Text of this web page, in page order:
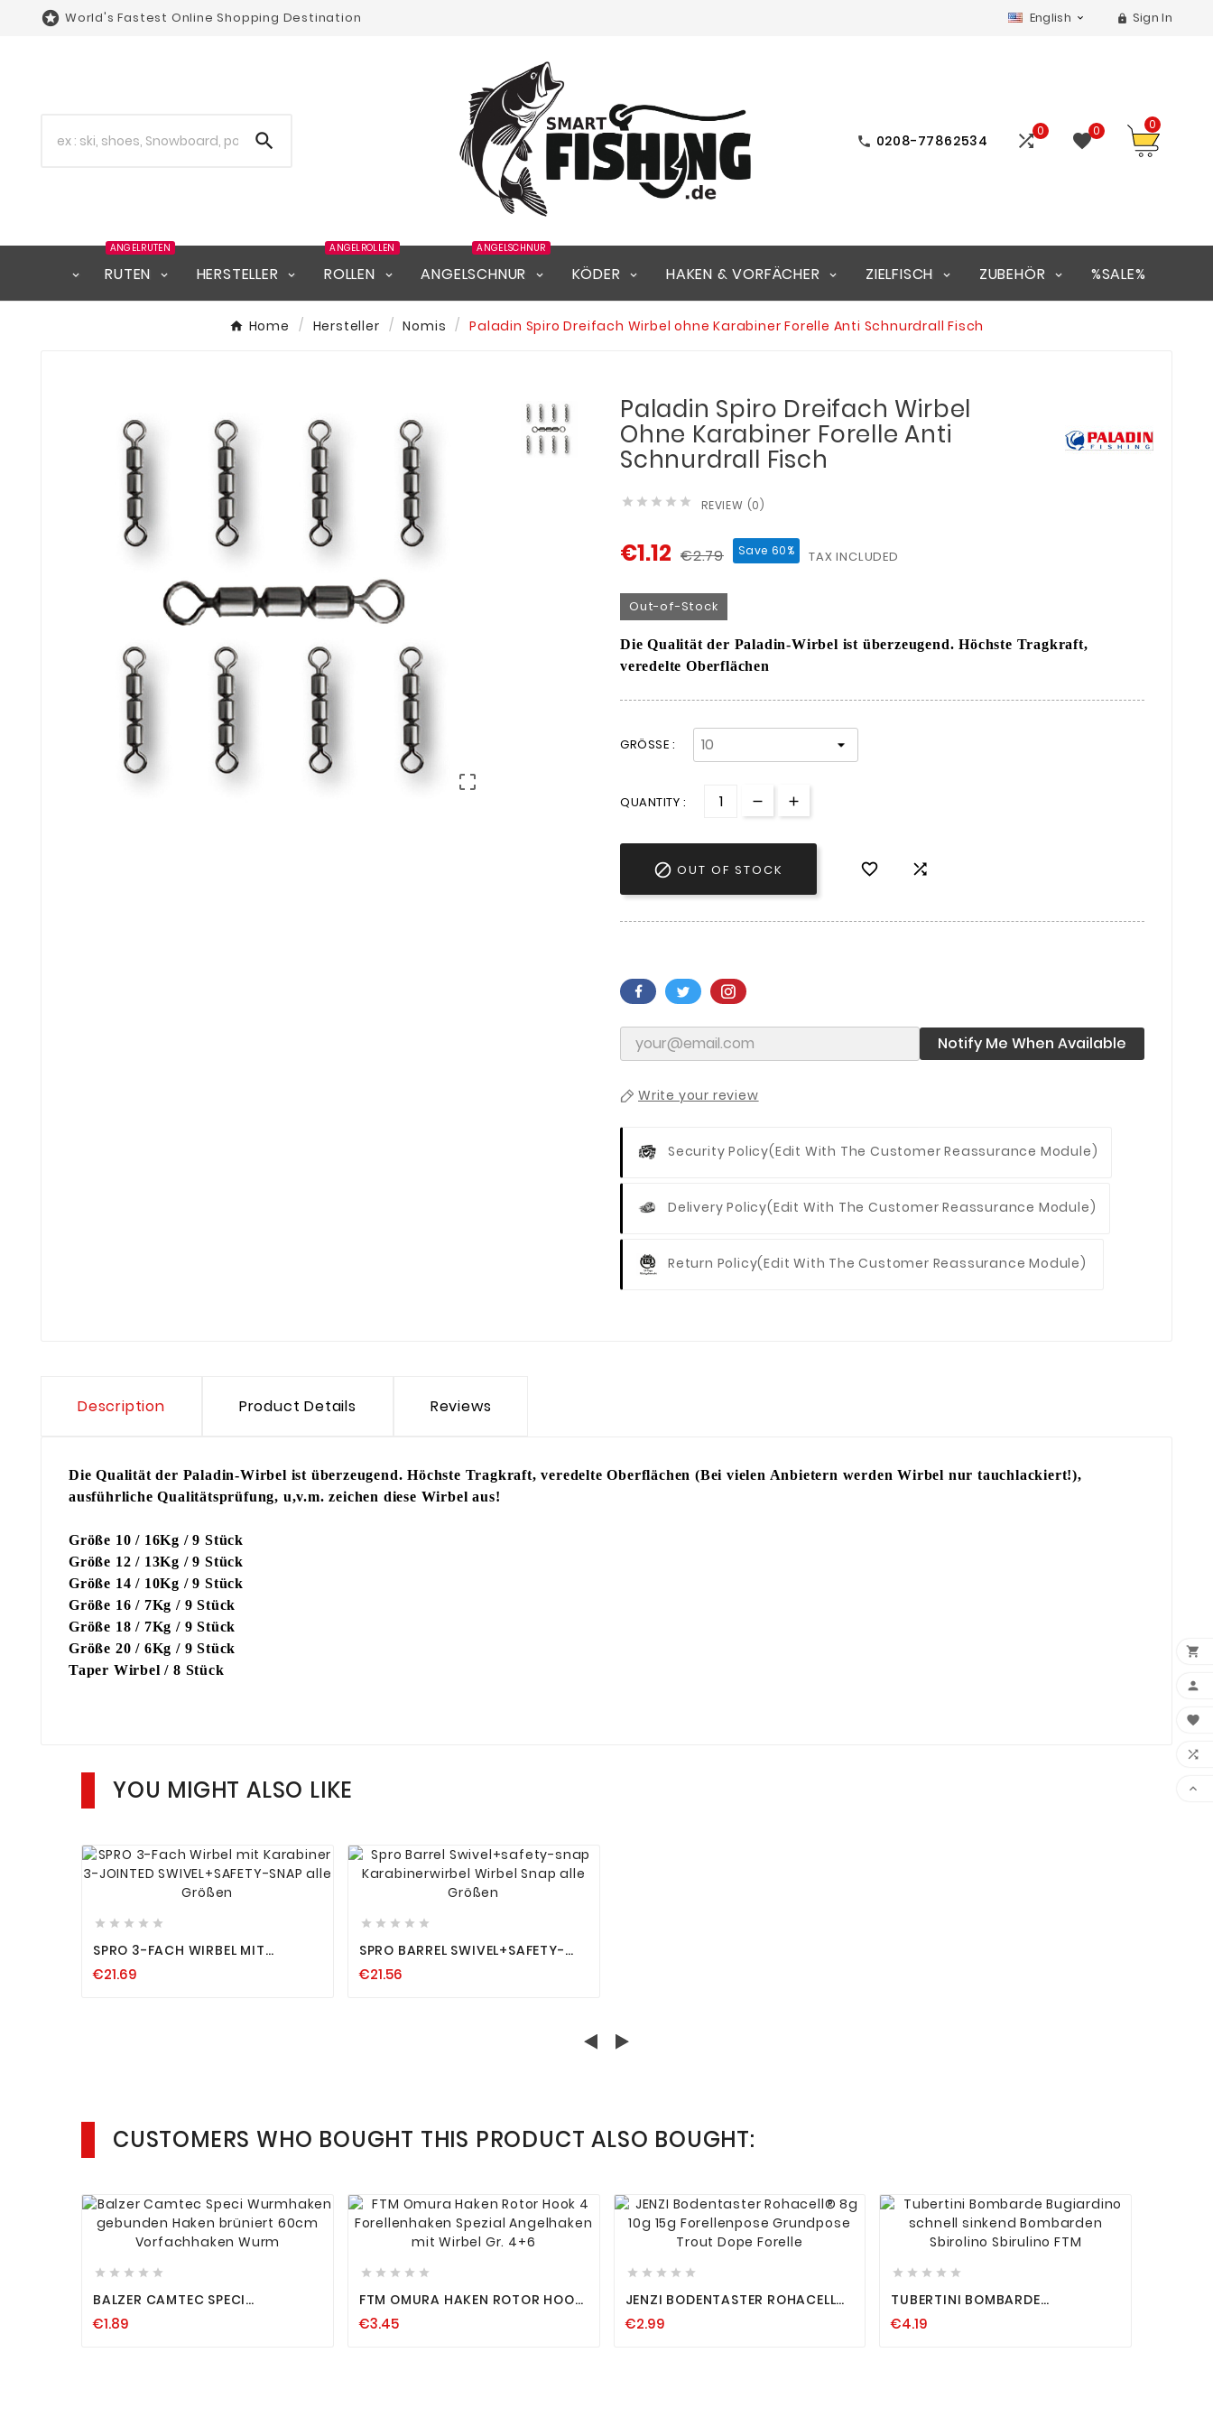
 World's Fastest Online Shopping Destination English   Sign In
  0208-77862534 0 0 0
RUTEN
ANGELRUTEN
HERSTELLER ROLLEN
ANGELROLLEN
ANGELSCHNUR
ANGELSCHNUR
KÖDER HAKEN & VORFÄCHER ZIELFISCH ZUBEHÖR %SALE%
Home Hersteller Nomis Paladin Spiro Dreifach Wirbel ohne Karabiner Forelle Anti Schnurdrall Fisch

Paladin Spiro Dreifach Wirbel
Ohne Karabiner Forelle Anti
Schnurdrall Fisch
     REVIEW (0)
€1.12 €2.79 Save 60% TAX INCLUDED
Out-of-Stock
Die Qualität der Paladin-Wirbel ist überzeugend. Höchste Tragkraft,
veredelte Oberflächen
GRÖSSE :
QUANTITY :
 OUT OF STOCK  
Notify Me When Available
Write your review
Security Policy(edit With The Customer Reassurance Module)
Delivery Policy(edit With The Customer Reassurance Module)
Return Policy(edit With The Customer Reassurance Module)
Description Product Details Reviews
Die Qualität der Paladin-Wirbel ist überzeugend. Höchste Tragkraft, veredelte Oberflächen (Bei vielen Anbietern werden Wirbel nur tauchlackiert!),
ausführliche Qualitätsprüfung, u,v.m. zeichen diese Wirbel aus!
Größe 10 / 16Kg / 9 Stück
Größe 12 / 13Kg / 9 Stück
Größe 14 / 10Kg / 9 Stück
Größe 16 / 7Kg / 9 Stück
Größe 18 / 7Kg / 9 Stück
Größe 20 / 6Kg / 9 Stück
Taper Wirbel / 8 Stück
YOU MIGHT ALSO LIKE
   
    
SPRO 3-FACH WIRBEL MIT
SWIVEL+SAFETY-SNAP ALLE
€21.69
   
    
SPRO BARREL SWIVEL+SAFETY-
SNAP ALLE GRÖSSEN
€21.56
CUSTOMERS WHO BOUGHT THIS PRODUCT ALSO BOUGHT:
   
    
BALZER CAMTEC SPECI
BRÜNIERT 60CM VORFACHHAKEN
€1.89
   
    
FTM OMURA HAKEN ROTOR HOOK
ANGELHAKEN MIT WIRBEL GR. 4+6
€3.45
   
    
JENZI BODENTASTER ROHACELL®
GRUNDPOSE TROUT DOPE FORELLE
€2.99
   
    
TUBERTINI BOMBARDE
BOMBARDEN SBIROLINO
€4.19




